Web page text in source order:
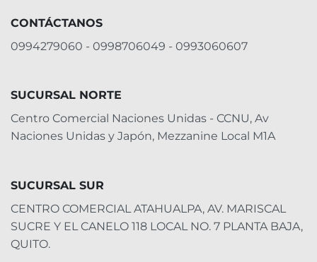
CONTÁCTANOS
0994279060 - 0998706049 - 0993060607
SUCURSAL NORTE
Centro Comercial Naciones Unidas - CCNU, Av
Naciones Unidas y Japón, Mezzanine Local M1A
SUCURSAL SUR
CENTRO COMERCIAL ATAHUALPA, AV. MARISCAL
SUCRE Y EL CANELO 118 LOCAL NO. 7 PLANTA BAJA,
QUITO.